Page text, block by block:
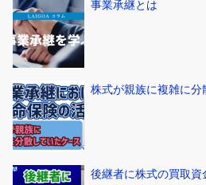
事業承継とは
株式が親族に複雑に分
後継者に株式の買取資